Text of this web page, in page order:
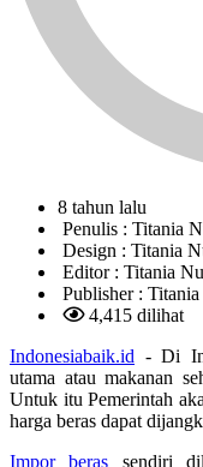
8 tahun lalu
Penulis : Titania
Design : Titania
Editor : Titania
Publisher :
4,415 dilihat
Indonesiabaik.id - Di
utama atau makanan
Untuk itu Pemerintah
harga beras dapat
Impor beras sendiri